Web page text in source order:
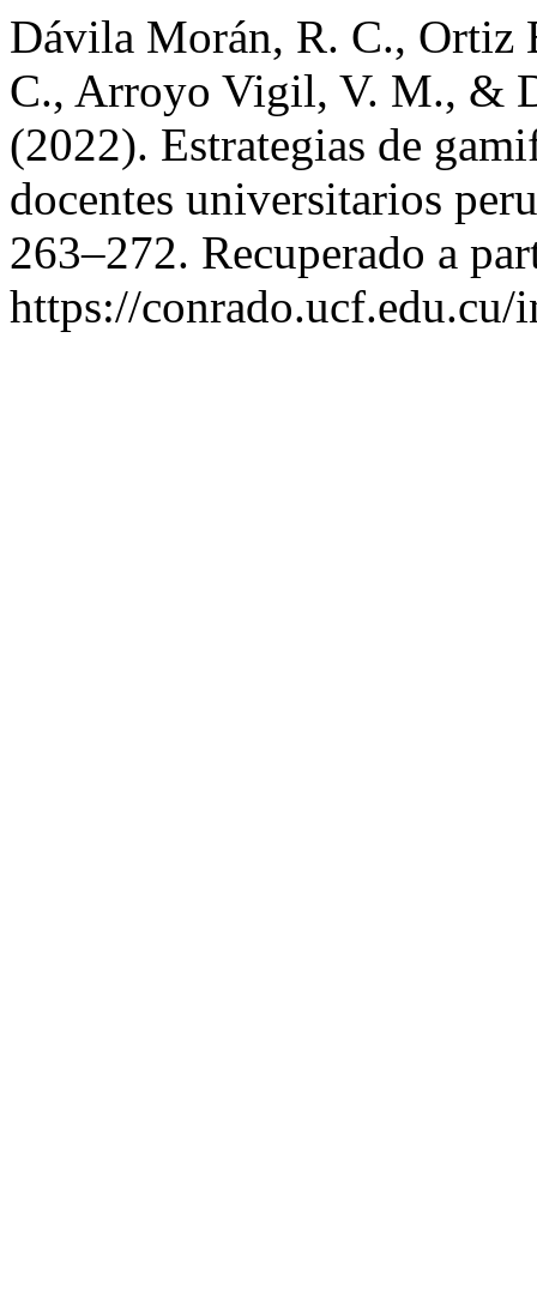
Dávila Morán, R. C.,
C., Arroyo Vigil, V. M., &
(2022). Estrategias de
docentes universitarios
263–272. Recuperado a
https://